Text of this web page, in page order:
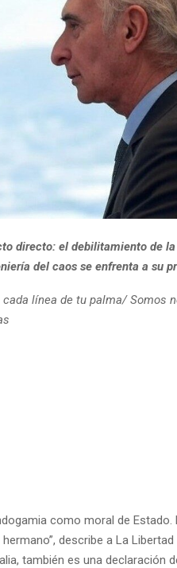
directo: el debilitamiento de
del caos se enfrenta a su
línea de tu palma/ Somos
como moral de Estado.
describe a La Libertad
también es una declaración